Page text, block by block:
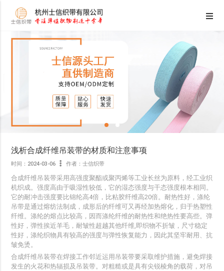
浅析合成纤维吊装带的材质和注意事项
时间：2024-03-06 作者：士信织带
合成纤维吊装带采用高强度聚酯或聚丙烯等工业长丝为原料，经工业织
机织成。强度高由于吸湿性较低，它的湿态强度与干态强度根本相同。
它的耐冲击强度要比锦纶高4倍，比粘胶纤维高20倍。耐热性好，涤纶
吊带是通过熔纺法制成，成形后的纤维可又再经加热熔化，归于热塑性
纤维。涤纶的熔点比较高，因而涤纶纤维的耐热性和绝热性要高些。弹
性好，弹性挨近羊毛，耐皱性超越其他纤维,即织物不折皱，尺寸稳定
性好，涤纶织物具有较高的强度与弹性恢复能力，因此其坚牢耐用、抗
皱免烫。
合成纤维吊装带在焊接工作邻近运用吊装带要采取维护措施，避免焊接
发生的火花和热辐损及吊装带。对粗糙或是具有尖锐棱角的载荷，对吊